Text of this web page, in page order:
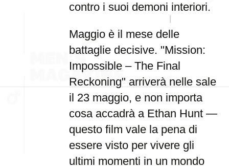
contro i suoi demoni interiori.
Maggio è il mese delle
battaglie decisive. "Mission:
Impossible – The Final
Reckoning" arriverà nelle sale
il 23 maggio, e non importa
cosa accadrà a Ethan Hunt —
questo film vale la pena di
essere visto per vivere gli
ultimi momenti in un mondo